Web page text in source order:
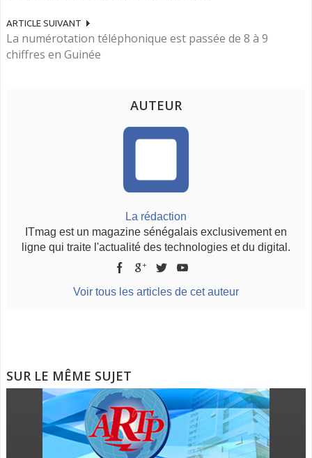
ARTICLE SUIVANT
La numérotation téléphonique est passée de 8 à 9
chiffres en Guinée
AUTEUR
La rédaction
ITmag est un magazine sénégalais exclusivement en
ligne qui traite l'actualité des technologies et du digital.
Voir tous les articles de cet auteur
SUR LE MÊME SUJET